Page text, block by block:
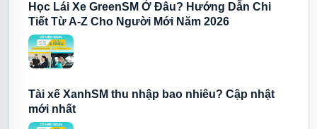
Học Lái Xe GreenSM Ở Đâu? Hướng Dẫn Chi
Tiết Từ A-Z Cho Người Mới Năm 2026
Tài xế XanhSM thu nhập bao nhiêu? Cập nhật
mới nhất